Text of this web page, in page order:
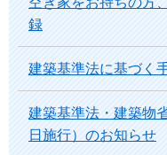
録
建築基準法に基づく
建築基準法・建築物
日施行）のお知らせ